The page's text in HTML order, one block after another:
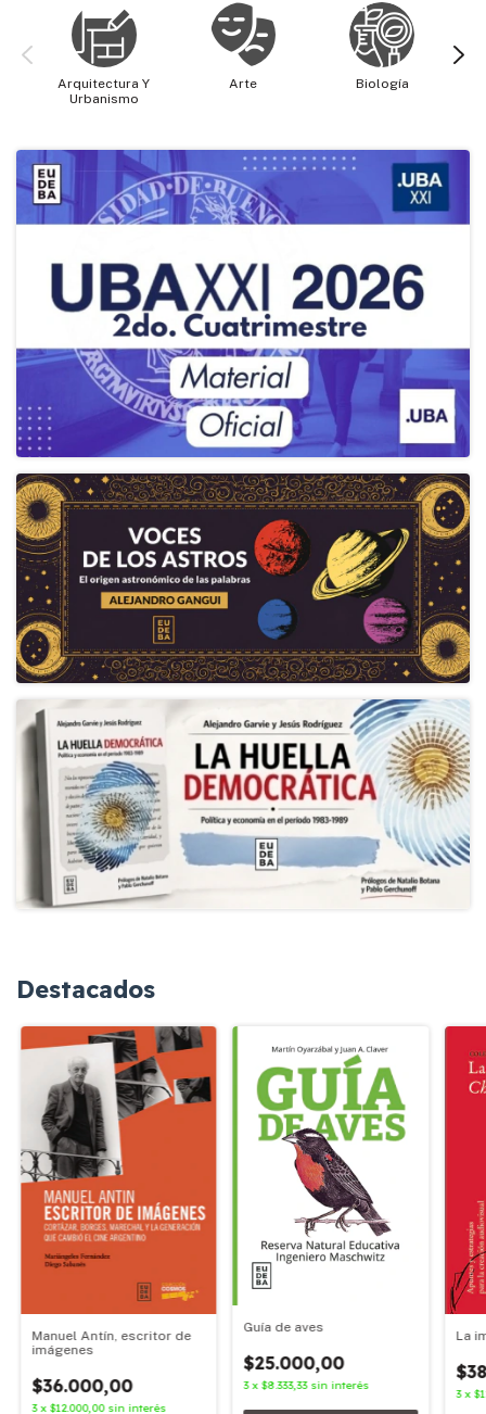
Arquitectura Y
Urbanismo
Arte Biología
Destacados
Manuel Antín, escritor de
imágenes
$36.000,00
3 x $12.000,00 sin interés
Guía de aves
$25.000,00
3 x$8.333,33 sin interés
La
3 x